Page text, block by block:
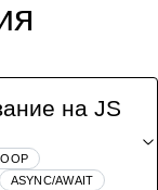
на JS
ASYNC/AWAIT